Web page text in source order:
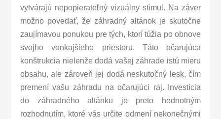
vytvárajú nepopierateľný vizuálny stimul. Na záver
možno povedať, že záhradný altánok je skutočne
zaujímavou ponukou pre tých, ktorí túžia po obnove
svojho vonkajšieho priestoru. Táto očarujúca
konštrukcia nielenže dodá vašej záhrade istú mieru
obsahu, ale zároveň jej dodá neskutočný lesk, čím
premení vašu záhradu na očarujúci raj. Investícia
do záhradného altánku je preto hodnotným
rozhodnutím, ktoré vás určite odmení nekonečnými